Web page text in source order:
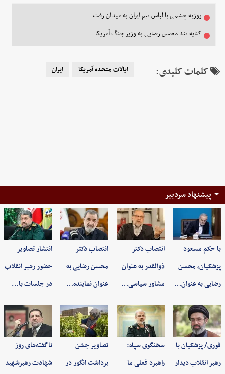
روزبه چشمی با لباس تیم ایران به میدان رفت
کنایه تند محسن رضایی به وزیر جنگ آمریکا
کلمات کلیدی: ایالات متحده آمریکا ایران
پیشنهاد سردبیر
با حکم مسعود
پزشکیان، محسن
رضایی به عنوان…
انتصاب دکتر
ذوالقدر به عنوان
مشاور سیاسی…
انتصاب دکتر
محسن رضایی به
عنوان نماینده…
انتشار تصاویر
حضور رهبر انقلاب
در جلسات با…
فوری/ پزشکیان با
رهبر انقلاب دیدار
سخنگوی سپاه:
راهبرد فعلی ما
تصاویر جشن
برداشت انگور در
ناگفته‌های روز
شهادت رهبرشهید